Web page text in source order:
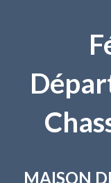
MAISON